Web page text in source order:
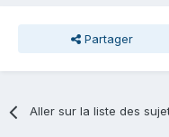
Partager
Aller sur la liste des